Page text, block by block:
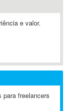
e valor.
freelancers